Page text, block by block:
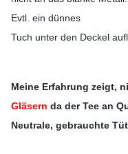
Evtl. ein dünnes
Tuch unter den Deckel
Meine Erfahrung zeigt,
Gläsern da der Tee an
Neutrale, gebrauchte